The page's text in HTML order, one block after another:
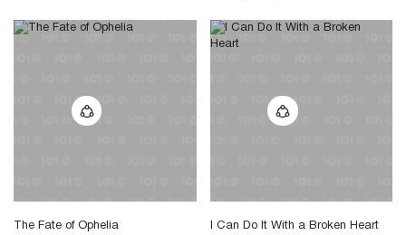
The Fate of Ophelia
I Can Do It With a Broken Heart